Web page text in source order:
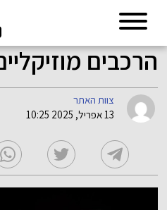
הרכבים
צוות האתר
13 אפריל, 2025 10:25